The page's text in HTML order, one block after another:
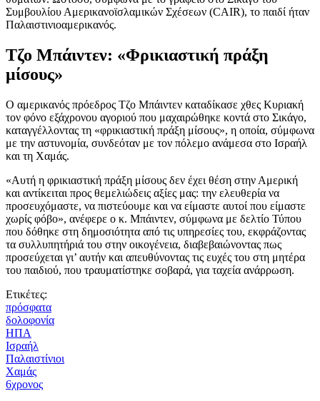
Συμβουλίου Αμερικανοϊσλαμικών Σχέσεων (CAIR), το παιδί ήταν
Παλαιστινιοαμερικανός.
Τζο Μπάιντεν: «Φρικιαστική πράξη
μίσους»
Ο αμερικανός πρόεδρος Τζο Μπάιντεν καταδίκασε χθες Κυριακή
τον φόνο εξάχρονου αγοριού που μαχαιρώθηκε κοντά στο Σικάγο,
καταγγέλλοντας τη «φρικιαστική πράξη μίσους», η οποία, σύμφωνα
με την αστυνομία, συνδεόταν με τον πόλεμο ανάμεσα στο Ισραήλ
και τη Χαμάς.
«Αυτή η φρικιαστική πράξη μίσους δεν έχει θέση στην Αμερική
και αντίκειται προς θεμελιώδεις αξίες μας: την ελευθερία να
προσευχόμαστε, να πιστεύουμε και να είμαστε αυτοί που είμαστε
χωρίς φόβο», ανέφερε ο κ. Μπάιντεν, σύμφωνα με δελτίο Τύπου
που δόθηκε στη δημοσιότητα από τις υπηρεσίες του, εκφράζοντας
τα συλλυπητήριά του στην οικογένεια, διαβεβαιώνοντας πως
προσεύχεται γι’ αυτήν και απευθύνοντας τις ευχές του στη μητέρα
του παιδιού, που τραυματίστηκε σοβαρά, για ταχεία ανάρρωση.
Ετικέτες:
πρόσφατα
δολοφονία
ΗΠΑ
Ισραήλ
Παλαιστίνιοι
Χαμάς
6χρονος